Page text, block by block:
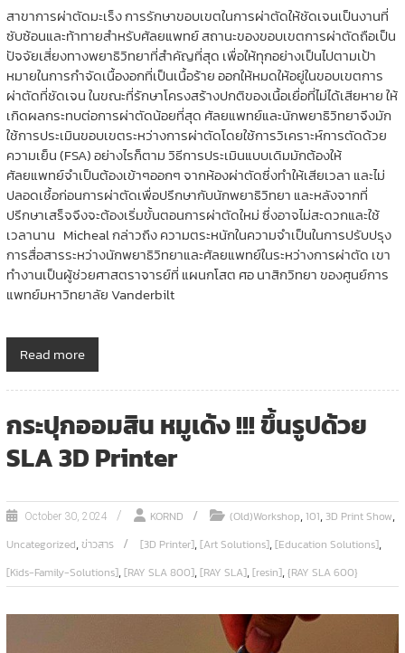
สาขาการผ่าตัดมะเร็ง การรักษาขอบเขตในการผ่าตัดให้ชัดเจนเป็นงานที่
ซับซ้อนและท้าทายสำหรับศัลยแพทย์ สถานะของขอบเขตการผ่าตัดถือเป็น
ปัจจัยเสี่ยงทางพยาธิวิทยาที่สำคัญที่สุด เพื่อให้ทุกอย่างเป็นไปตามเป้า
หมายในการกำจัดเนื้องอกที่เป็นเนื้อร้าย ออกให้หมดให้อยู่ในขอบเขตการ
ผ่าตัดที่ชัดเจน ในขณะที่รักษาโครงสร้างปกติของเนื้อเยื่อที่ไม่ได้เสียหาย ให้
เกิดผลกระทบต่อการผ่าตัดน้อยที่สุด ศัลยแพทย์และนักพยาธิวิทยาจึงมัก
ใช้การประเมินขอบเขตระหว่างการผ่าตัดโดยใช้การวิเคราะห์การตัดด้วย
ความเย็น (FSA) อย่างไรก็ตาม วิธีการประเมินแบบเดิมมักต้องให้
ศัลยแพทย์จำเป็นต้องเข้าๆออกๆ จากห้องผ่าตัดซึ่งทำให้เสียเวลา และไม่
ปลอดเชื้อก่อนการผ่าตัดเพื่อปรึกษากับนักพยาธิวิทยา และหลังจากที่
ปรึกษาเสร็จจึงจะต้องเริ่มขั้นตอนการผ่าตัดใหม่ ซึ่งอาจไม่สะดวกและใช้
เวลานาน Micheal กล่าวถึง ความตระหนักในความจำเป็นในการปรับปรุง
การสื่อสารระหว่างนักพยาธิวิทยาและศัลยแพทย์ในระหว่างการผ่าตัด เขา
ทำงานเป็นผู้ช่วยศาสตราจารย์ที่ แผนกโสต ศอ นาสิกวิทยา ของศูนย์การ
แพทย์มหาวิทยาลัย Vanderbilt
Read more
กระปุกออมสิน หมูเด้ง !!! ขึ้นรูปด้วย
SLA 3D Printer
October 30, 2024 KORND (Old)Workshop,101,3D Print Show,
Uncategorized,ข่าวสาร [3D Printer],[Art Solutions],[Education Solutions],
[Kids-Family-Solutions],[RAY SLA 800],[RAY SLA],[resin],{RAY SLA 600}